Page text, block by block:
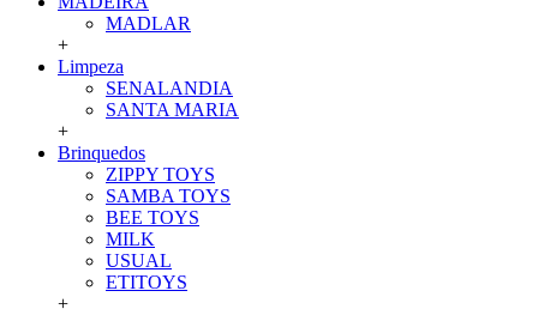
MADLAR
+
Limpeza
SENALANDIA
SANTA MARIA
+
Brinquedos
ZIPPY TOYS
SAMBA TOYS
BEE TOYS
MILK
USUAL
ETITOYS
+